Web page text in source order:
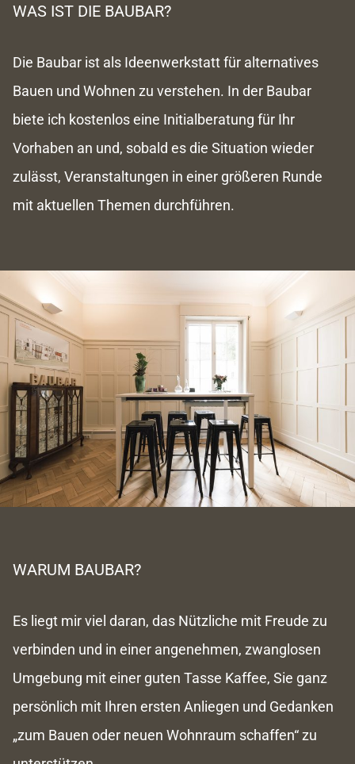
WAS IST DIE BAUBAR?
Die Baubar ist als Ideenwerkstatt für alternatives
Bauen und Wohnen zu verstehen. In der Baubar
biete ich kostenlos eine Initialberatung für Ihr
Vorhaben an und, sobald es die Situation wieder
zulässt, Veranstaltungen in einer größeren Runde
mit aktuellen Themen durchführen.
WARUM BAUBAR?
Es liegt mir viel daran, das Nützliche mit Freude zu
verbinden und in einer angenehmen, zwanglosen
Umgebung mit einer guten Tasse Kaffee, Sie ganz
persönlich mit Ihren ersten Anliegen und Gedanken
„zum Bauen oder neuen Wohnraum schaffen“ zu